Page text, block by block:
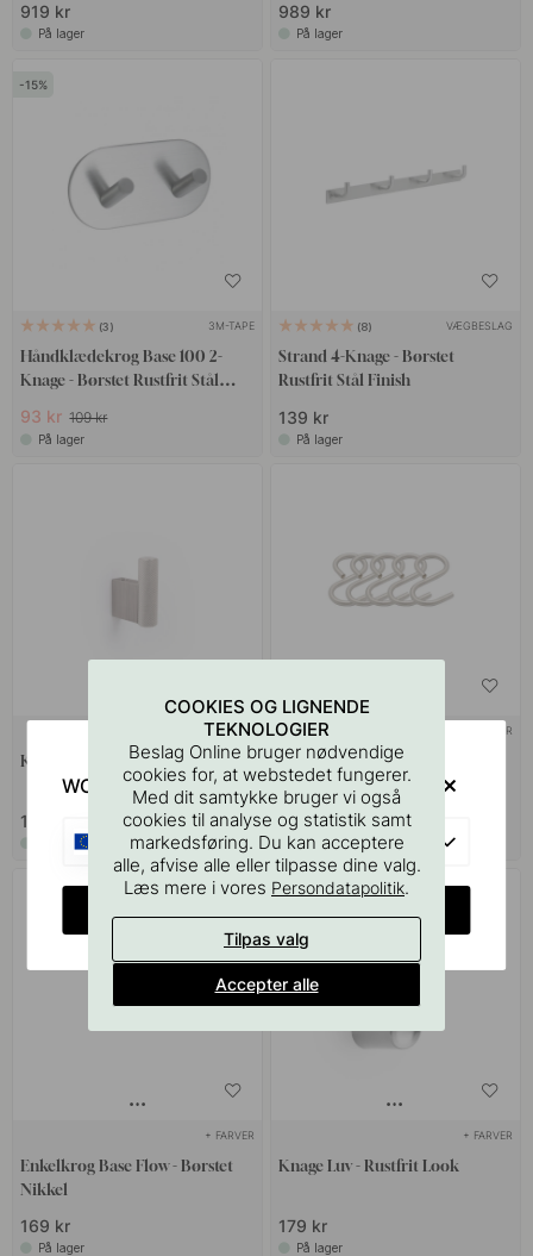
919 kr
På lager
989 kr
På lager
15
3 3M-TAPE
Håndklædekrog Base 100 2-
Knage - Børstet Rustfrit Stål
93 kr 109 kr
På lager
8 VÆGBESLAG
Strand 4-Knage - Børstet
Rustfrit Stål Finish
139 kr
På lager
+ FARVER
Knage Graf - Rustfrit Stål Finish
149 kr
På lager
+ FARVER
Knage Aveny - 5-p - Børstet
Rustfri
239 kr
På lager
+ FARVER
Enkelkrog Base Flow - Børstet
Nikkel
169 kr
På lager
+ FARVER
Knage Luv - Rustfrit Look
179 kr
På lager
COOKIES OG LIGNENDE
TEKNOLOGIER
Beslag Online bruger nødvendige
cookies for, at webstedet fungerer.
Med dit samtykke bruger vi også
cookies til analyse og statistik samt
markedsføring. Du kan acceptere
alle, afvise alle eller tilpasse dine valg.
Læs mere i vores Persondatapolitik.
Tilpas valg
Accepter alle
WOULD YOU RATHER VISIT?
EU